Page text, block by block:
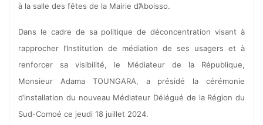
à la salle des fêtes de la Mairie d’Aboisso.
Dans le cadre de sa politique de déconcentration visant à
rapprocher l’Institution de médiation de ses usagers et à
renforcer sa visibilité, le Médiateur de la République,
Monsieur Adama TOUNGARA, a présidé la cérémonie
d’installation du nouveau Médiateur Délégué de la Région du
Sud-Comoé ce jeudi 18 juillet 2024.